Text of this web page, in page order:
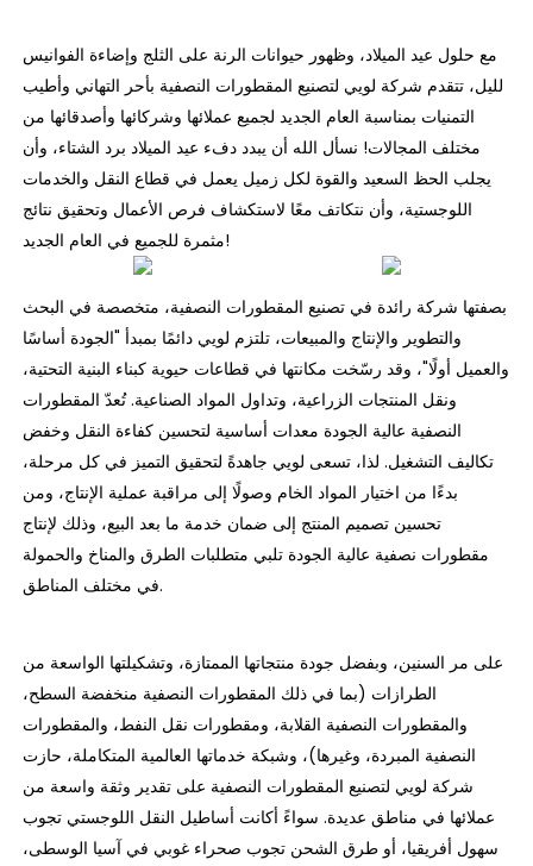
مع حلول عيد الميلاد، وظهور حيوانات الرنة على الثلج وإضاءة الفوانيس
لليل، تتقدم شركة لويي لتصنيع المقطورات النصفية بأحر التهاني وأطيب
التمنيات بمناسبة العام الجديد لجميع عملائها وشركائها وأصدقائها من
مختلف المجالات! نسأل الله أن يبدد دفء عيد الميلاد برد الشتاء، وأن
يجلب الحظ السعيد والقوة لكل زميل يعمل في قطاع النقل والخدمات
اللوجستية، وأن نتكاتف معًا لاستكشاف فرص الأعمال وتحقيق نتائج
مثمرة للجميع في العام الجديد!
بصفتها شركة رائدة في تصنيع المقطورات النصفية، متخصصة في البحث
والتطوير والإنتاج والمبيعات، تلتزم لويي دائمًا بمبدأ "الجودة أساسًا
والعميل أولًا"، وقد رسّخت مكانتها في قطاعات حيوية كبناء البنية التحتية،
ونقل المنتجات الزراعية، وتداول المواد الصناعية. تُعدّ المقطورات
النصفية عالية الجودة معدات أساسية لتحسين كفاءة النقل وخفض
تكاليف التشغيل. لذا، تسعى لويي جاهدةً لتحقيق التميز في كل مرحلة،
بدءًا من اختيار المواد الخام وصولًا إلى مراقبة عملية الإنتاج، ومن
تحسين تصميم المنتج إلى ضمان خدمة ما بعد البيع، وذلك لإنتاج
مقطورات نصفية عالية الجودة تلبي متطلبات الطرق والمناخ والحمولة
في مختلف المناطق.
على مر السنين، وبفضل جودة منتجاتها الممتازة، وتشكيلتها الواسعة من
الطرازات (بما في ذلك المقطورات النصفية منخفضة السطح،
والمقطورات النصفية القلابة، ومقطورات نقل النفط، والمقطورات
النصفية المبردة، وغيرها)، وشبكة خدماتها العالمية المتكاملة، حازت
شركة لويي لتصنيع المقطورات النصفية على تقدير وثقة واسعة من
عملائها في مناطق عديدة. سواءً أكانت أساطيل النقل اللوجستي تجوب
سهول أفريقيا، أو طرق الشحن تجوب صحراء غوبي في آسيا الوسطى،